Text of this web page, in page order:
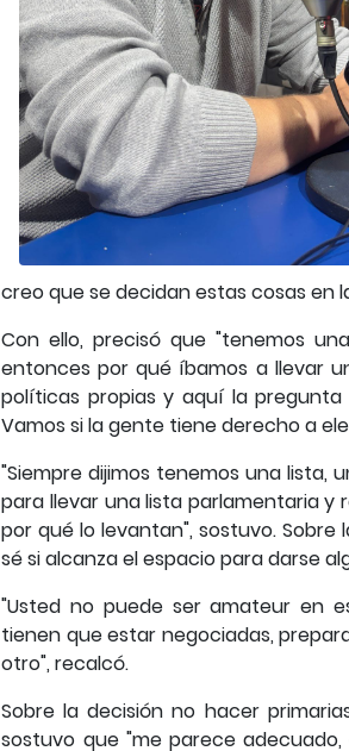
creo que se decidan estas cosas en
Con ello, precisó que "tenemos
entonces por qué íbamos a llevar
políticas propias y aquí la
Vamos si la gente tiene derecho a
"Siempre dijimos tenemos una lista,
para llevar una lista parlamentaria
por qué lo levantan", sostuvo. Sobre
sé si alcanza el espacio para darse
"Usted no puede ser amateur en
tienen que estar negociadas,
otro", recalcó.
Sobre la decisión no hacer
sostuvo que "me parece